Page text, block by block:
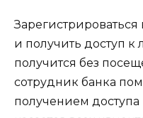
Зарегистрироваться
и получить доступ к
получится без
сотрудник банка
получением